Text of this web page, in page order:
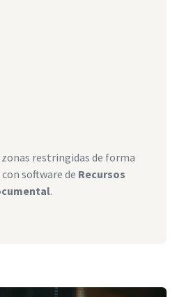
restringidas de forma
software de Recursos
.